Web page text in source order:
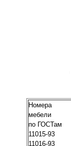
Номера
мебели
по ГОСТам
11015-93
11016-93